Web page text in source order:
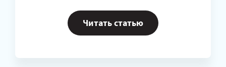
Читать статью